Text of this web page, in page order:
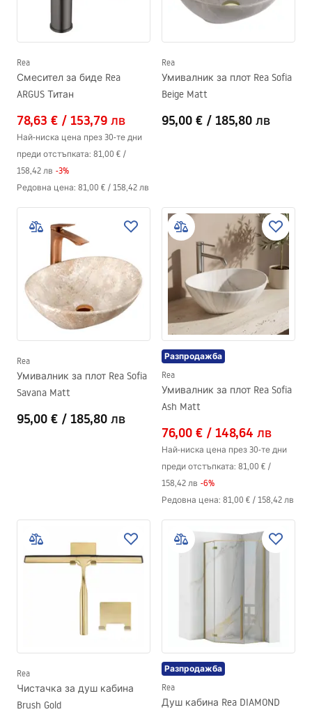
Rea
Смесител за биде Rea
ARGUS Титан
78,63 € / 153,79 лв
Най-ниска цена през 30-те дни
преди отстъпката: 81,00 € /
158,42 лв -3%
Редовна цена: 81,00 € / 158,42 лв
Rea
Умивалник за плот Rea Sofia
Beige Matt
95,00 € / 185,80 лв
Rea
Умивалник за плот Rea Sofia
Savana Matt
95,00 € / 185,80 лв
Разпродажба
Rea
Умивалник за плот Rea Sofia
Ash Matt
76,00 € / 148,64 лв
Най-ниска цена през 30-те дни
преди отстъпката: 81,00 € /
158,42 лв -6%
Редовна цена: 81,00 € / 158,42 лв
Rea
Чистачка за душ кабина
Brush Gold
Разпродажба
Rea
Душ кабина Rea DIAMOND